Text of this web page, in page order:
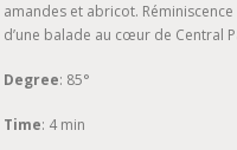
amandes et abricot. Réminiscence
d’une balade au cœur de Central
Degree: 85°
Time: 4 min